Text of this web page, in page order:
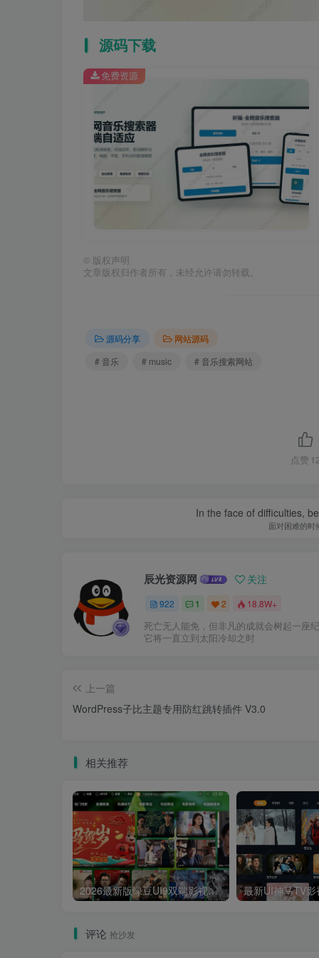
源码下载
免费资源
© 版权声明
文章版权归作者所有，未经允许请勿转载。
源码分享
网站源码
# 音乐
# music # 音乐搜索网站
点赞
In the face of difficulties,
面对困难的时
辰光资源网 关注
922 1 2 18.8W+
死亡无人能免，但非凡的成就会树起一座
它将一直立到太阳冷却之时
上一篇
WordPress子比主题专用防红跳转插件 V3.0
相关推荐
2026最新版绿豆UI9双端影视APP源码
评论 抢沙发